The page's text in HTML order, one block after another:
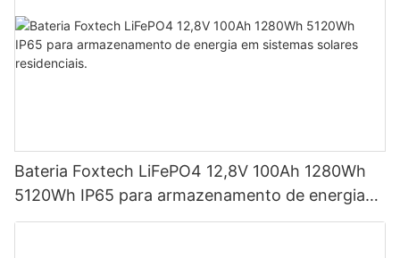
Bateria Foxtech LiFePO4 12,8V 100Ah 1280Wh
5120Wh IP65 para armazenamento de energia
em sistemas solares residenciais.